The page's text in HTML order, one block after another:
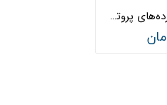
نرم‌افزار حسابداری فرآورده‌های پروتئینی ساده هلو APEX